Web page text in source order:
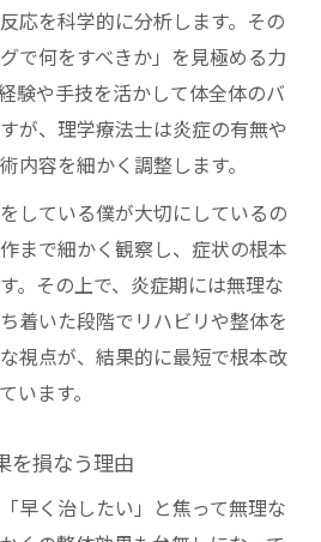
応を科学的に分析します。その
で何をすべきか」を見極める力
験や手技を活かして体全体のバ
が、理学療法士は炎症の有無や
内容を細かく調整します。
している僕が大切にしているの
まで細かく観察し、症状の根本
。その上で、炎症期には無理な
着いた段階でリハビリや整体を
な視点が、結果的に最短で根本改
います。
を損なう理由
早く治したい」と焦って無理な